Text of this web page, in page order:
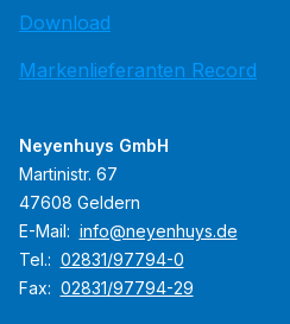
Download
Markenlieferanten Record
Neyenhuys GmbH
Martinistr. 67
47608 Geldern
E-Mail: info@neyenhuys.de
Tel.: 02831/97794-0
Fax: 02831/97794-29